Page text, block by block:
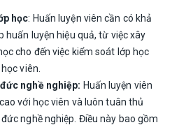
học: Huấn luyện viên cần có khả
huấn luyện hiệu quả, từ việc xây
cho đến việc kiểm soát lớp học
viên.
nghề nghiệp: Huấn luyện viên
với học viên và luôn tuân thủ
nghề nghiệp. Điều này bao gồm